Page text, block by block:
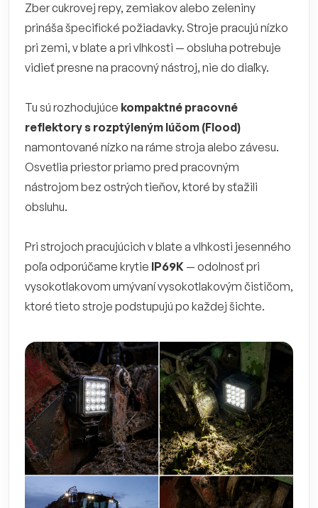
Zber cukrovej repy, zemiakov alebo zeleniny
prináša špecifické požiadavky. Stroje pracujú nízko
pri zemi, v blate a pri vlhkosti — obsluha potrebuje
vidieť presne na pracovný nástroj, nie do diaľky.
Tu sú rozhodujúce kompaktné pracovné
reflektory s rozptýleným lúčom (Flood)
namontované nízko na ráme stroja alebo závesu.
Osvetlia priestor priamo pred pracovným
nástrojom bez ostrých tieňov, ktoré by sťažili
obsluhu.
Pri strojoch pracujúcich v blate a vlhkosti jesenného
poľa odporúčame krytie IP69K — odolnosť pri
vysokotlakovom umývaní vysokotlakovým čističom,
ktoré tieto stroje podstupujú po každej šichte.